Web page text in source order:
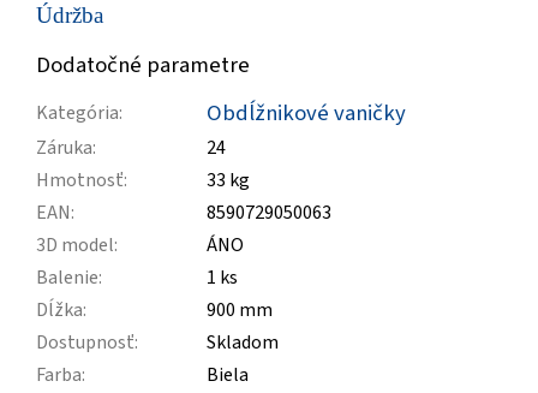
Údržba
Dodatočné parametre
Kategória: Obdĺžnikové vaničky
Záruka:
24
Hmotnosť:
33 kg
EAN:
8590729050063
3D model:
ÁNO
Balenie:
1 ks
Dĺžka:
900 mm
Dostupnosť:
Skladom
Farba:
Biela